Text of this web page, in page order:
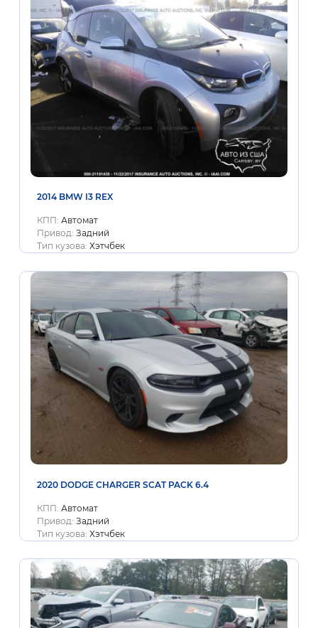
2014 BMW I3 REX
КПП: Автомат
Привод: Задний
Тип кузова: Хэтчбек
2020 DODGE CHARGER SCAT PACK 6.4
КПП: Автомат
Привод: Задний
Тип кузова: Хэтчбек